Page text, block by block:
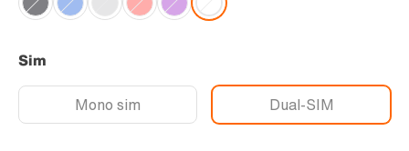
Sim
Mono sim Dual-SIM